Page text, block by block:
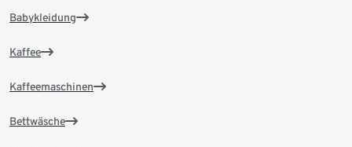
Babykleidung
Kaffee
Kaffeemaschinen
Bettwäsche